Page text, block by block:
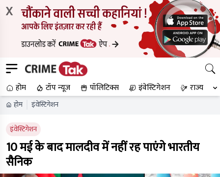
X
होम टॉप न्यूज पॉलिटिक्स इंवेस्टिगेशन राज्य
होम इंवेस्टिगेशन
इंवेस्टिगेशन
10 मई के बाद मालदीव में नहीं रह पाएंगे भारतीय
सैनिक